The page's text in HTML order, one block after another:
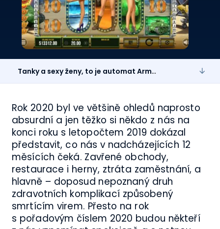
Tanky a sexy ženy, to je automat Armed’N’Wild!
Rok 2020 byl ve většině ohledů naprosto
absurdní a jen těžko si někdo z nás na
konci roku s letopočtem 2019 dokázal
představit, co nás v nadcházejících 12
měsících čeká. Zavřené obchody,
restaurace i herny, ztráta zaměstnání, a
hlavně – doposud nepoznaný druh
zdravotních komplikací způsobený
smrtícím virem. Přesto na rok
s pořadovým číslem 2020 budou někteří